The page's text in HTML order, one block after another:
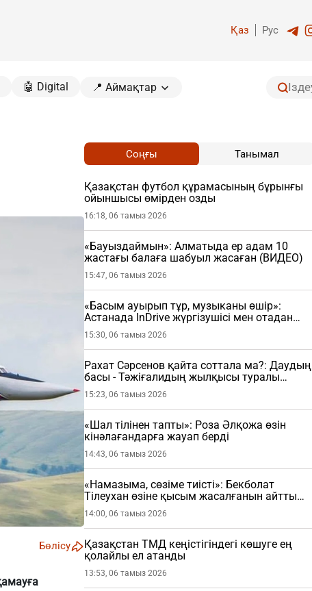
Қаз Рус
🤖 Digital 📍 Аймақтар
Бөлісу
Соңғы Танымал
Қазақстан футбол құрамасының бұрынғы
ойыншысы өмірден озды
16:18, 06 тамыз 2026
«Бауыздаймын»: Алматыда ер адам 10
жастағы балаға шабуыл жасаған (ВИДЕО)
15:47, 06 тамыз 2026
«Басым ауырып тұр, музыканы өшір»:
Астанада InDrive жүргізушісі мен отадан
шыққан жолаушы арасында дау туды
(ВИДЕО)
15:30, 06 тамыз 2026
Рахат Сәрсенов қайта соттала ма?: Даудың
басы - Тәжіғалидың жылқысы туралы
толығырақ
15:23, 06 тамыз 2026
«Шал тілінен тапты»: Роза Әлқожа өзін
кінәлағандарға жауап берді
14:43, 06 тамыз 2026
«Намазыма, сөзіме тиісті»: Бекболат
Тілеухан өзіне қысым жасалғанын айтты
(ВИДЕО)
14:00, 06 тамыз 2026
Қазақстан ТМД кеңістігіндегі көшуге ең
қолайлы ел атанды
13:53, 06 тамыз 2026